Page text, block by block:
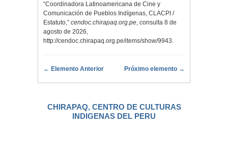
“Coordinadora Latinoamericana de Cine y
Comunicación de Pueblos Indígenas, CLACPI /
Estatuto,” cendoc.chirapaq.org.pe, consulta 8 de
agosto de 2026,
http://cendoc.chirapaq.org.pe/items/show/9943.
← Elemento Anterior Próximo elemento →
CHIRAPAQ, CENTRO DE CULTURAS
INDIGENAS DEL PERU